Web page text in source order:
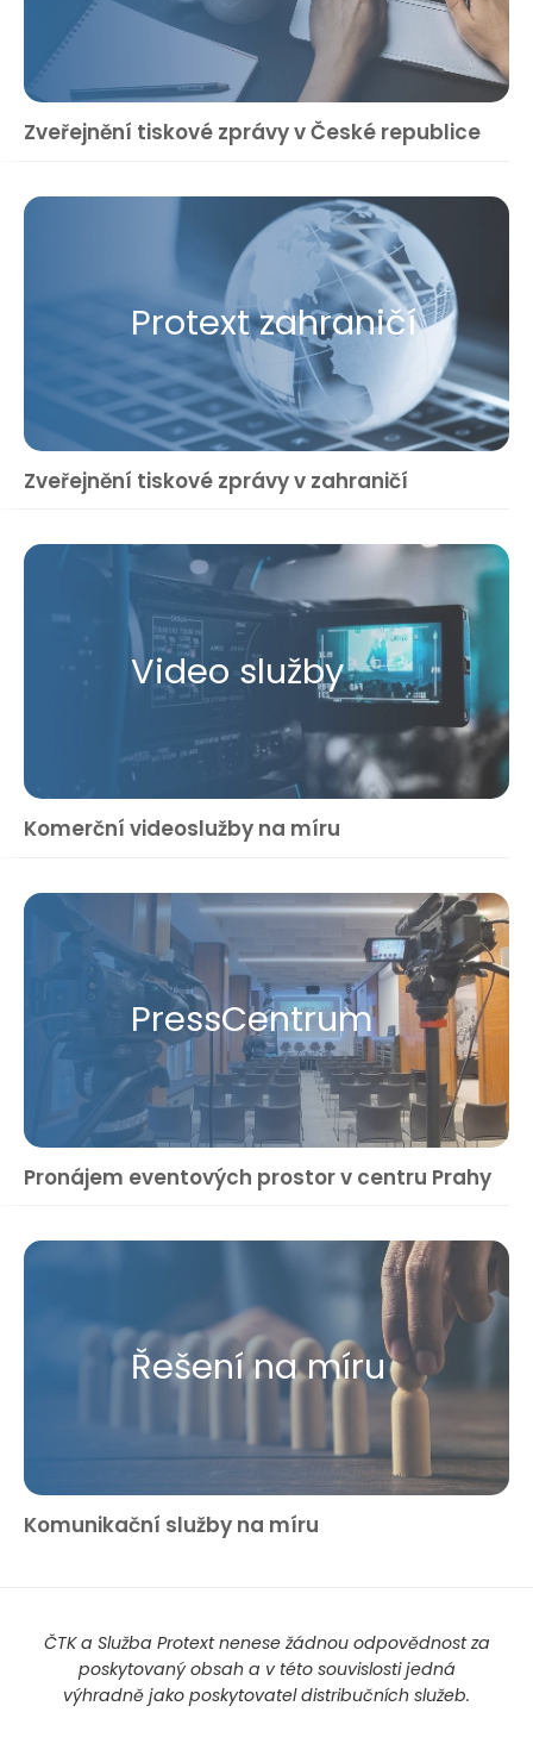
Zveřejnění tiskové zprávy v České republice
Protext zahraničí
Zveřejnění tiskové zprávy v zahraničí
Video služby
Komerční videoslužby na míru
Press​Centrum
Pronájem eventových prostor v centru Prahy
Řešení na míru
Komunikační služby na míru
ČTK a Služba Protext nenese žádnou odpovědnost za
poskytovaný obsah a v této souvislosti jedná
výhradně jako poskytovatel distribučních služeb.